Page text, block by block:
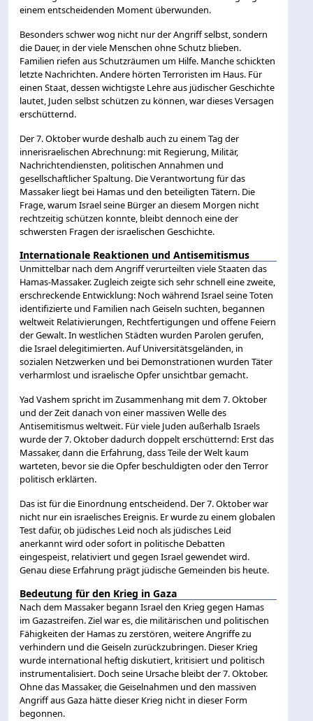
einem entscheidenden Moment überwunden.
Besonders schwer wog nicht nur der Angriff selbst, sondern
die Dauer, in der viele Menschen ohne Schutz blieben.
Familien riefen aus Schutzräumen um Hilfe. Manche schickten
letzte Nachrichten. Andere hörten Terroristen im Haus. Für
einen Staat, dessen wichtigste Lehre aus jüdischer Geschichte
lautet, Juden selbst schützen zu können, war dieses Versagen
erschütternd.
Der 7. Oktober wurde deshalb auch zu einem Tag der
innerisraelischen Abrechnung: mit Regierung, Militär,
Nachrichtendiensten, politischen Annahmen und
gesellschaftlicher Spaltung. Die Verantwortung für das
Massaker liegt bei Hamas und den beteiligten Tätern. Die
Frage, warum Israel seine Bürger an diesem Morgen nicht
rechtzeitig schützen konnte, bleibt dennoch eine der
schwersten Fragen der israelischen Geschichte.
Internationale Reaktionen und Antisemitismus
Unmittelbar nach dem Angriff verurteilten viele Staaten das
Hamas-Massaker. Zugleich zeigte sich sehr schnell eine zweite,
erschreckende Entwicklung: Noch während Israel seine Toten
identifizierte und Familien nach Geiseln suchten, begannen
weltweit Relativierungen, Rechtfertigungen und offene Feiern
der Gewalt. In westlichen Städten wurden Parolen gerufen,
die Israel delegitimierten. Auf Universitätsgeländen, in
sozialen Netzwerken und bei Demonstrationen wurden Täter
verharmlost und israelische Opfer unsichtbar gemacht.
Yad Vashem spricht im Zusammenhang mit dem 7. Oktober
und der Zeit danach von einer massiven Welle des
Antisemitismus weltweit. Für viele Juden außerhalb Israels
wurde der 7. Oktober dadurch doppelt erschütternd: Erst das
Massaker, dann die Erfahrung, dass Teile der Welt kaum
warteten, bevor sie die Opfer beschuldigten oder den Terror
politisch erklärten.
Das ist für die Einordnung entscheidend. Der 7. Oktober war
nicht nur ein israelisches Ereignis. Er wurde zu einem globalen
Test dafür, ob jüdisches Leid noch als jüdisches Leid
anerkannt wird oder sofort in politische Debatten
eingespeist, relativiert und gegen Israel gewendet wird.
Genau diese Erfahrung prägt jüdische Gemeinden bis heute.
Bedeutung für den Krieg in Gaza
Nach dem Massaker begann Israel den Krieg gegen Hamas
im Gazastreifen. Ziel war es, die militärischen und politischen
Fähigkeiten der Hamas zu zerstören, weitere Angriffe zu
verhindern und die Geiseln zurückzubringen. Dieser Krieg
wurde international heftig diskutiert, kritisiert und politisch
instrumentalisiert. Doch seine Ursache bleibt der 7. Oktober.
Ohne das Massaker, die Geiselnahmen und den massiven
Angriff aus Gaza hätte dieser Krieg nicht in dieser Form
begonnen.